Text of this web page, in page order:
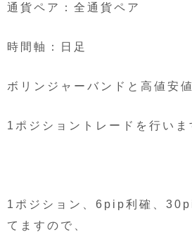
通貨ペア：全通貨ペア
時間軸：日足
ボリンジャーバンドと高値安
1ポジショントレードを行いま
1ポジション、6pip利確、
てますので、